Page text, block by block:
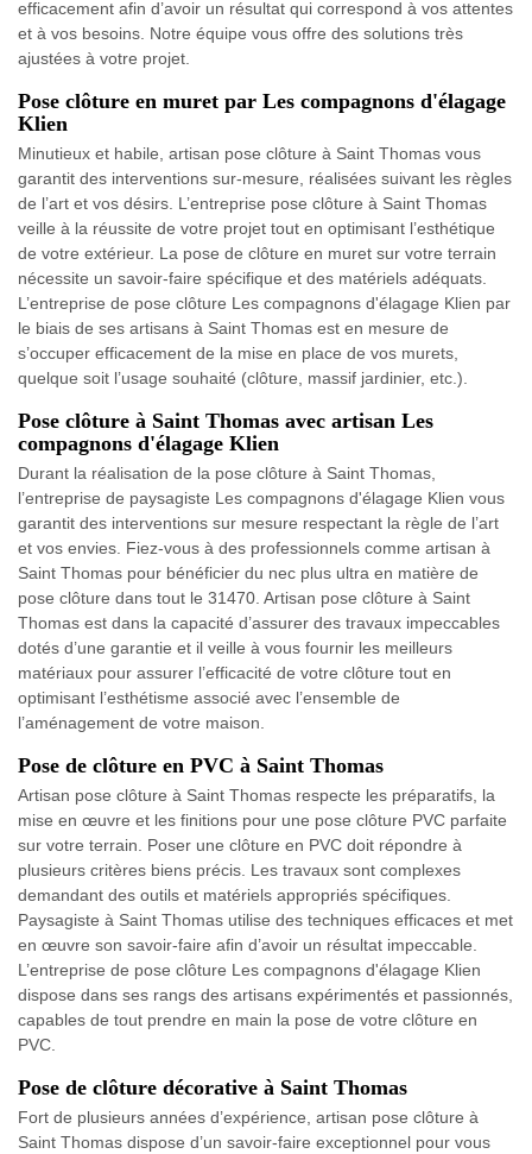
efficacement afin d’avoir un résultat qui correspond à vos attentes
et à vos besoins. Notre équipe vous offre des solutions très
ajustées à votre projet.
Pose clôture en muret par Les compagnons d'élagage
Klien
Minutieux et habile, artisan pose clôture à Saint Thomas vous
garantit des interventions sur-mesure, réalisées suivant les règles
de l’art et vos désirs. L’entreprise pose clôture à Saint Thomas
veille à la réussite de votre projet tout en optimisant l’esthétique
de votre extérieur. La pose de clôture en muret sur votre terrain
nécessite un savoir-faire spécifique et des matériels adéquats.
L’entreprise de pose clôture Les compagnons d'élagage Klien par
le biais de ses artisans à Saint Thomas est en mesure de
s’occuper efficacement de la mise en place de vos murets,
quelque soit l’usage souhaité (clôture, massif jardinier, etc.).
Pose clôture à Saint Thomas avec artisan Les
compagnons d'élagage Klien
Durant la réalisation de la pose clôture à Saint Thomas,
l’entreprise de paysagiste Les compagnons d'élagage Klien vous
garantit des interventions sur mesure respectant la règle de l’art
et vos envies. Fiez-vous à des professionnels comme artisan à
Saint Thomas pour bénéficier du nec plus ultra en matière de
pose clôture dans tout le 31470. Artisan pose clôture à Saint
Thomas est dans la capacité d’assurer des travaux impeccables
dotés d’une garantie et il veille à vous fournir les meilleurs
matériaux pour assurer l’efficacité de votre clôture tout en
optimisant l’esthétisme associé avec l’ensemble de
l’aménagement de votre maison.
Pose de clôture en PVC à Saint Thomas
Artisan pose clôture à Saint Thomas respecte les préparatifs, la
mise en œuvre et les finitions pour une pose clôture PVC parfaite
sur votre terrain. Poser une clôture en PVC doit répondre à
plusieurs critères biens précis. Les travaux sont complexes
demandant des outils et matériels appropriés spécifiques.
Paysagiste à Saint Thomas utilise des techniques efficaces et met
en œuvre son savoir-faire afin d’avoir un résultat impeccable.
L’entreprise de pose clôture Les compagnons d'élagage Klien
dispose dans ses rangs des artisans expérimentés et passionnés,
capables de tout prendre en main la pose de votre clôture en
PVC.
Pose de clôture décorative à Saint Thomas
Fort de plusieurs années d’expérience, artisan pose clôture à
Saint Thomas dispose d’un savoir-faire exceptionnel pour vous